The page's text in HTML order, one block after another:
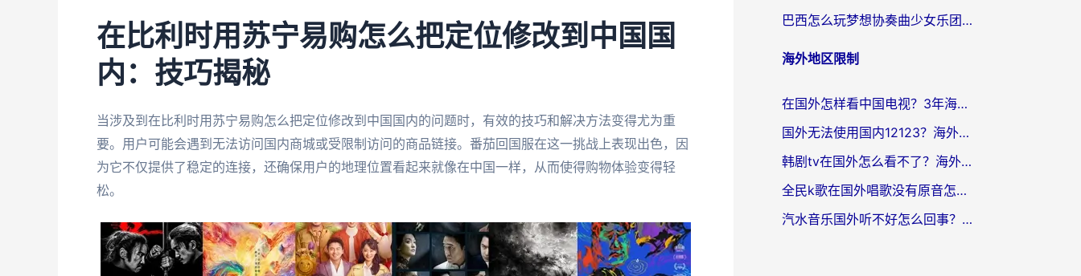
在比利时用苏宁易购怎么把定位修改到中国国
内：技巧揭秘
当涉及到在比利时用苏宁易购怎么把定位修改到中国国内的问题时，有效的技巧和解决方法变得尤为重
要。用户可能会遇到无法访问国内商城或受限制访问的商品链接。番茄回国服在这一挑战上表现出色，因
为它不仅提供了稳定的连接，还确保用户的地理位置看起来就像在中国一样，从而使得购物体验变得轻
松。
巴西怎么玩梦想协奏曲少女乐团派对？海外党必看的国服游戏加速全攻略（附波兰天涯明月刀实用技巧）
海外地区限制
在国外怎样看中国电视？3年海外党亲测有效的追剧加速器指南
国外无法使用国内12123？海外华人必看：选对回国加速器，解决迪拜语音+12123访问难题
韩剧tv在国外怎么看不了？海外党追剧自由的终极解决方案来了
全民k歌在国外唱歌没有原音怎么办？别让地域限制毁了你的麦霸时刻
汽水音乐国外听不好怎么回事？海外党亲测有效的回国加速方案来了